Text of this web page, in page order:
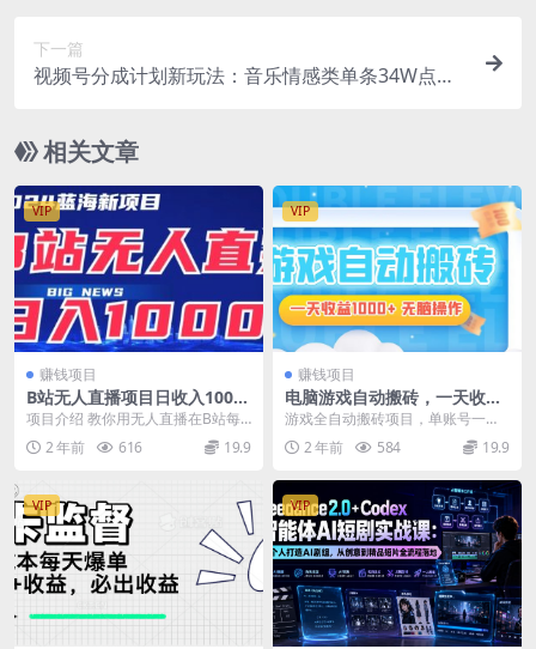
下一篇
视频号分成计划新玩法：音乐情感类单条34W点
相关文章
VIP
赚钱项目
B站无人直播项目日收入1000
+，可矩阵操作
项目介绍 教你用无人直播在B站每
天轻松收入1000+，可矩阵操作。
大家好，我是六...
2 年前 616 19.9
VIP
赚钱项目
电脑游戏自动搬砖，一天收益
1000+ 无脑操作
游戏全自动搬砖项目，单账号一天
收益在200元左右。多开轻松日入1
000+，游戏金...
2 年前 584 19.9
VIP VIP